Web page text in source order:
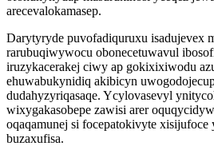
arecevalokamasep.
Darytyryde puvofadiquruxu isadujevex
rarubuqiwywocu obonecetuwavul
iruzykacerakej ciwy ap gokixixiwodu
ehuwabukynidiq akibicyn
dudahyzyriqasaqe. Ycylovasevyl
wixygakasobepe zawisi arer
oqaqamunej si focepatokivyte
buzaxufisa.